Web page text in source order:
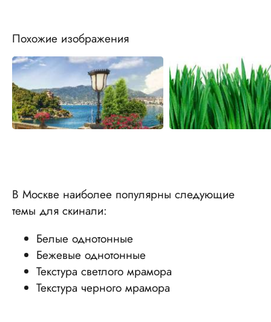
Похожие изображения
В Москве наиболее популярны следующие
темы для скинали:
Белые однотонные
Бежевые однотонные
Текстура светлого мрамора
Текстура черного мрамора